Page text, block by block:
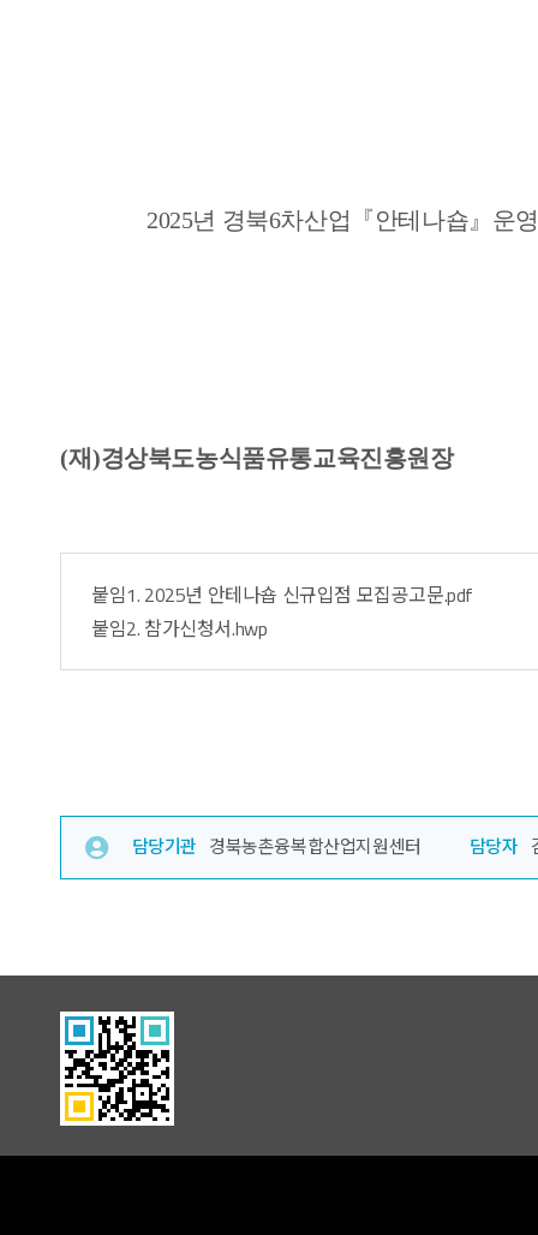
2025년 경북6차산업 『안테나숍 』 운
(재)경상북도농식품유통교육진흥원장
붙임1. 2025년 안테나숍 신규입점 모집공고문.pdf
붙임2. 참가신청서.hwp
담당기관 경북농촌융복합산업지원센터 담당자